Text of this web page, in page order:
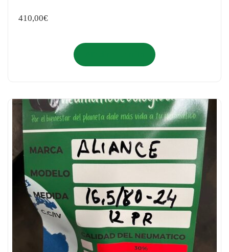
410,00€